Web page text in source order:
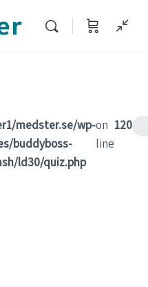
medster.se/wp-
buddyboss-
ld30/quiz.php
on
line
120